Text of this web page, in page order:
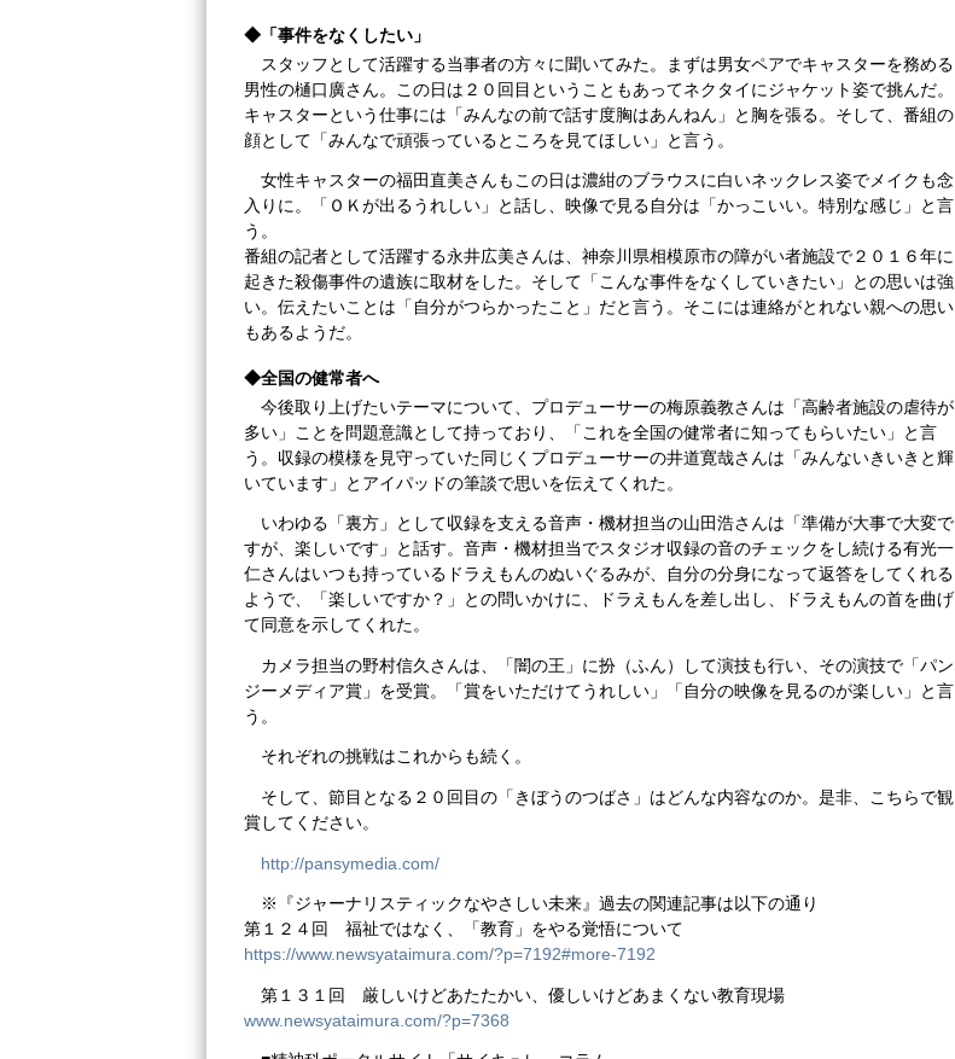
◆「事件をなくしたい」
スタッフとして活躍する当事者の方々に聞いてみた。まずは男女ペアでキャスターを務める
男性の樋口廣さん。この日は２０回目ということもあってネクタイにジャケット姿で挑んだ。
キャスターという仕事には「みんなの前で話す度胸はあんねん」と胸を張る。そして、番組の
顔として「みんなで頑張っているところを見てほしい」と言う。
女性キャスターの福田直美さんもこの日は濃紺のブラウスに白いネックレス姿でメイクも念
入りに。「ＯＫが出るうれしい」と話し、映像で見る自分は「かっこいい。特別な感じ」と言
う。
番組の記者として活躍する永井広美さんは、神奈川県相模原市の障がい者施設で２０１６年に
起きた殺傷事件の遺族に取材をした。そして「こんな事件をなくしていきたい」との思いは強
い。伝えたいことは「自分がつらかったこと」だと言う。そこには連絡がとれない親への思い
もあるようだ。
◆全国の健常者へ
今後取り上げたいテーマについて、プロデューサーの梅原義教さんは「高齢者施設の虐待が
多い」ことを問題意識として持っており、「これを全国の健常者に知ってもらいたい」と言
う。収録の模様を見守っていた同じくプロデューサーの井道寛哉さんは「みんないきいきと輝
いています」とアイパッドの筆談で思いを伝えてくれた。
いわゆる「裏方」として収録を支える音声・機材担当の山田浩さんは「準備が大事で大変で
すが、楽しいです」と話す。音声・機材担当でスタジオ収録の音のチェックをし続ける有光一
仁さんはいつも持っているドラえもんのぬいぐるみが、自分の分身になって返答をしてくれる
ようで、「楽しいですか？」との問いかけに、ドラえもんを差し出し、ドラえもんの首を曲げ
て同意を示してくれた。
カメラ担当の野村信久さんは、「闇の王」に扮（ふん）して演技も行い、その演技で「パン
ジーメディア賞」を受賞。「賞をいただけてうれしい」「自分の映像を見るのが楽しい」と言
う。
それぞれの挑戦はこれからも続く。
そして、節目となる２０回目の「きぼうのつばさ」はどんな内容なのか。是非、こちらで観
賞してください。
http://pansymedia.com/
※『ジャーナリスティックなやさしい未来』過去の関連記事は以下の通り
第１２４回 福祉ではなく、「教育」をやる覚悟について
https://www.newsyataimura.com/?p=7192#more-7192
第１３１回 厳しいけどあたたかい、優しいけどあまくない教育現場
www.newsyataimura.com/?p=7368